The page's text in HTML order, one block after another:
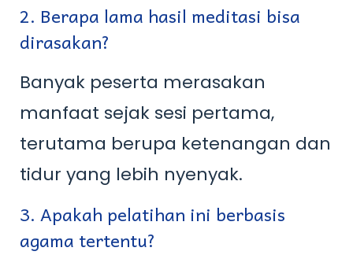
2. Berapa lama hasil meditasi bisa
dirasakan?
Banyak peserta merasakan
manfaat sejak sesi pertama,
terutama berupa ketenangan dan
tidur yang lebih nyenyak.
3. Apakah pelatihan ini berbasis
agama tertentu?